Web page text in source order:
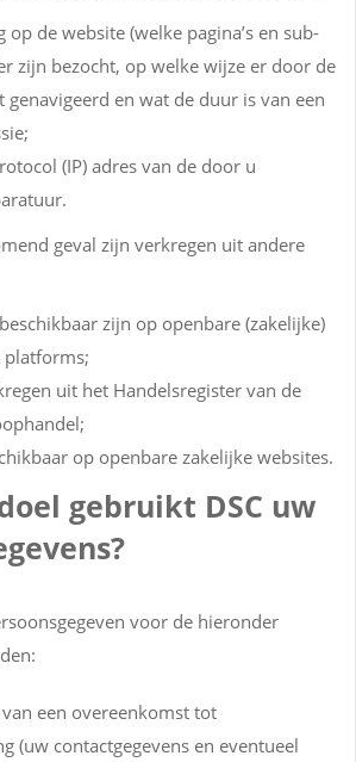
op de website (welke pagina’s en sub-
zijn bezocht, op welke wijze er door de
en wat de duur is van een
(IP) adres van de door u
geval zijn verkregen uit andere
zijn op openbare (zakelijke)
platforms;
uit het Handelsregister van de
op openbare zakelijke websites.
gebruikt DSC uw
voor de hieronder
een overeenkomst tot
(uw contactgegevens en eventueel